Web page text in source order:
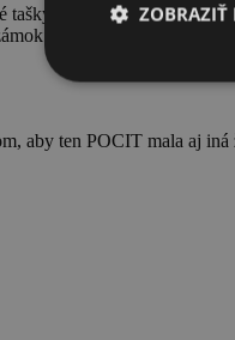
tašky, vintage klasika,
bez kľúčika.
aby ten POCIT mala aj iná
ZOBRAZIŤ